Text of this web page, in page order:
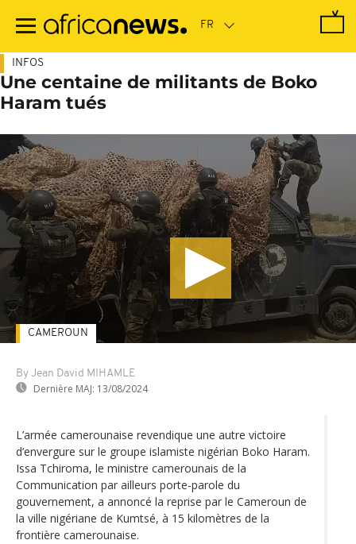
contenu
INFOS
Une centaine de militants de Boko
Haram tués
By Jean David MIHAMLE
Dernière MAJ: 13/08/2024
CAMEROUN
L’armée camerounaise revendique une autre victoire
d’envergure sur le groupe islamiste nigérian Boko Haram.
Issa Tchiroma, le ministre camerounais de la
Communication par ailleurs porte-parole du
gouvernement, a annoncé la reprise par le Cameroun de
la ville nigériane de Kumtsé, à 15 kilomètres de la
frontière camerounaise.